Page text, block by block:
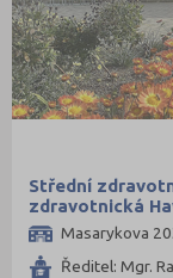
Střední
zdravotnická
Masarykova
Ředitel: Mgr.